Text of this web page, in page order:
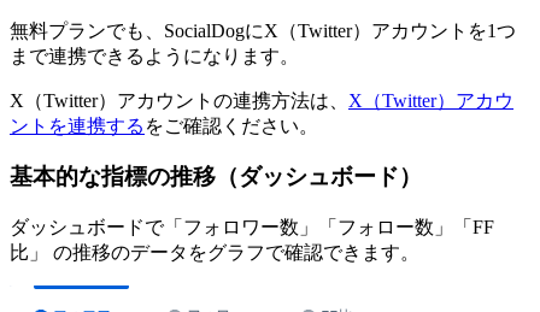
無料プランでも、SocialDogにX（Twitter）アカウントを1つ
まで連携できるようになります。
X（Twitter）アカウントの連携方法は、 X（Twitter）アカウ
ントを連携する をご確認ください。
基本的な指標の推移（ダッシュボード）
ダッシュボードで「フォロワー数」「フォロー数」「FF
比」 の推移のデータをグラフで確認できます。